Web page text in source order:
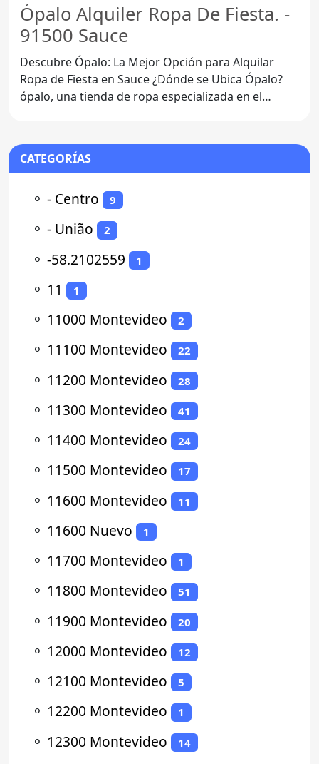
Ópalo Alquiler Ropa De Fiesta. -
91500 Sauce
Descubre Ópalo: La Mejor Opción para Alquilar
Ropa de Fiesta en Sauce ¿Dónde se Ubica Ópalo?
ópalo, una tienda de ropa especializada en el
CATEGORÍAS
⚬ - Centro 9
⚬ - União 2
⚬ -58.2102559 1
⚬ 11 1
⚬ 11000 Montevideo 2
⚬ 11100 Montevideo 22
⚬ 11200 Montevideo 28
⚬ 11300 Montevideo 41
⚬ 11400 Montevideo 24
⚬ 11500 Montevideo 17
⚬ 11600 Montevideo 11
⚬ 11600 Nuevo 1
⚬ 11700 Montevideo 1
⚬ 11800 Montevideo 51
⚬ 11900 Montevideo 20
⚬ 12000 Montevideo 12
⚬ 12100 Montevideo 5
⚬ 12200 Montevideo 1
⚬ 12300 Montevideo 14